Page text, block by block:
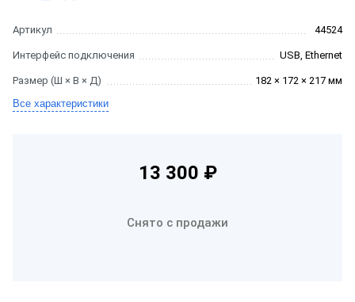
Артикул 44524
Интерфейс подключения USB, Ethernet
Размер (Ш × В × Д)
182 × 172 × 217 мм
Все характеристики
13 300 ₽
Снято с продажи